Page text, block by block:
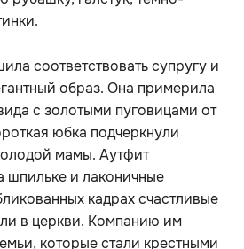
соответствовать супругу и
образ. Она примерила
с золотыми пуговицами от
юбка подчеркнули
мамы. Аутфит
шпильке и лаконичные
кадрах счастливые
в церкви. Компанию им
которые стали крестными